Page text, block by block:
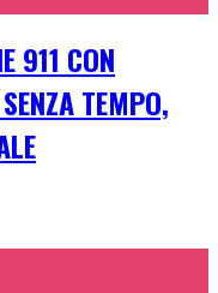
911 CON
TEMPO,